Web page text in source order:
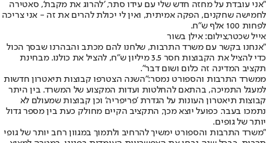
"אני עובדת על מחזה חדש שלי עם עידו סתר, 'להרוג את מקבת', סאטירה
לחמישה שחקנים, הפקה אמיתית, ואין לי יכולת להרים את זה - אני צריכה
לפחות 100 אלף ש"ח.
אייל שכטר,צילום: אילן בשור
"אנחנו בקשר עם משרד התרבות, שלחנו להם מכתב והבהרנו שבסך הכול
כדי להציל את הקבוצות חסר 3.5 מיליון ש"ח, להציל את כולנו. מבחינת
תקציב המדינה זה כלום ושום דבר".
ממשרד התרבות והספורט נמסר:"השנה הצטרפו קבוצות תיאטרון חדשות
למעגל התמיכה, בהתאם להחלטות ועדות המקצוע של המשרד. בין היתר
קבוצות תיאטרון העונות על הגדרת 'פריפריה' וכן קבוצות שמעולם לא
נתמכו בעבר. כפועל יוצא מכך, התקציב הקיים מחולק כעת בין מספר גדול
יותר של גופים.
"משרד התרבות והספורט ימשיך להרחיב ולתמוך במגוון רחב יותר של גופי